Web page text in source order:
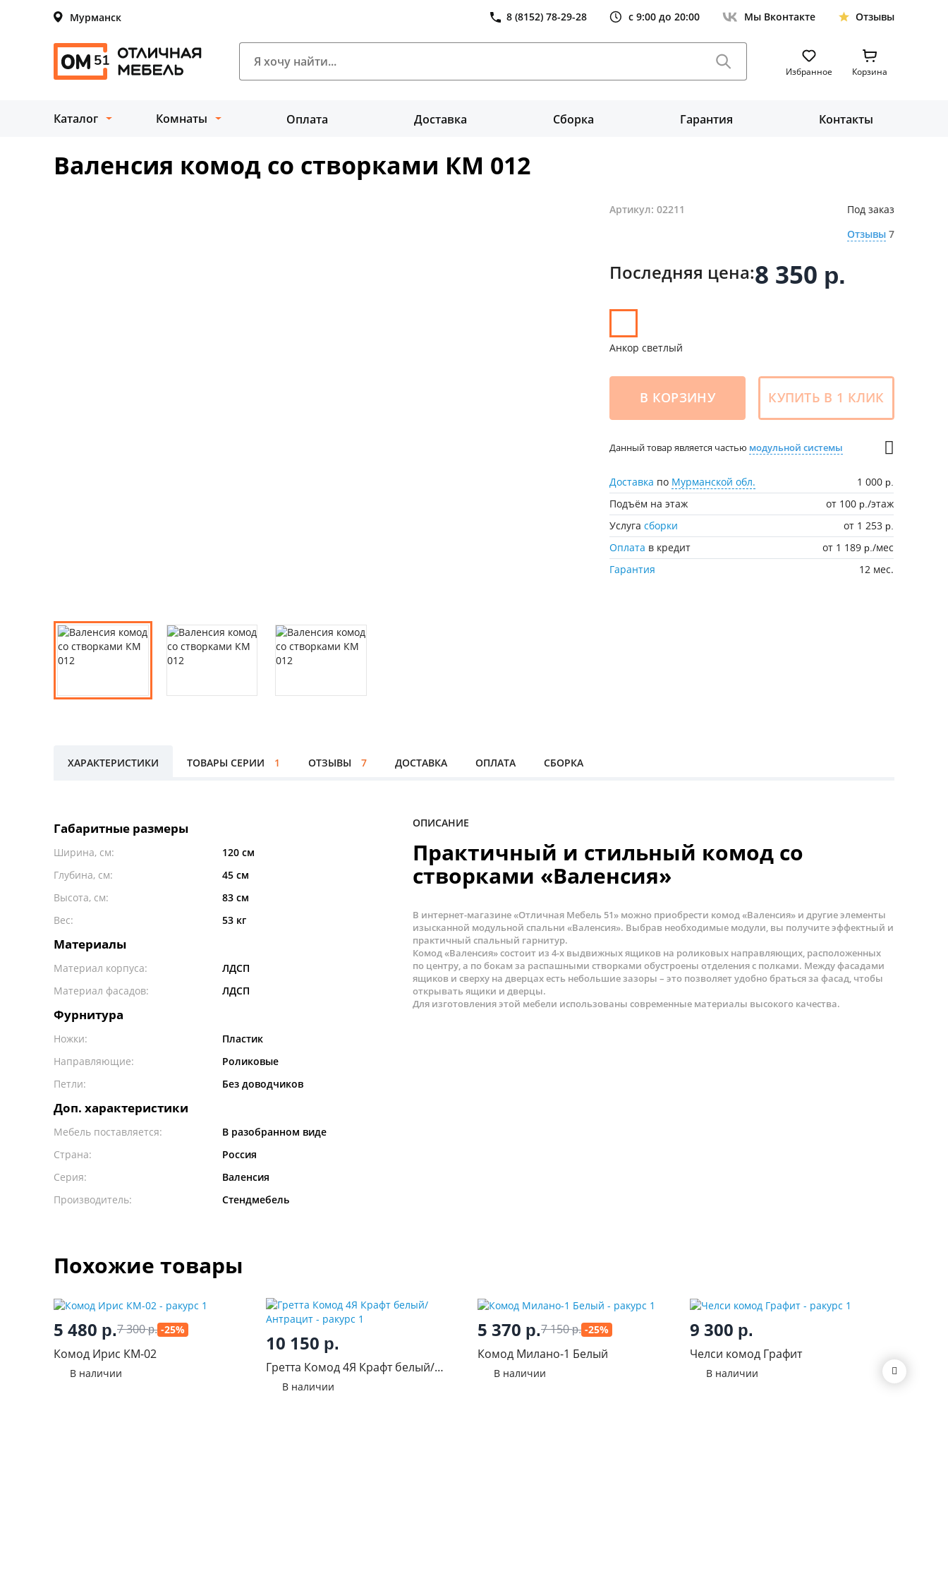
Мурманск 8 (8152) 78-29-28 с 9:00 до 20:00 Мы Вконтакте Отзывы
Избранное Корзина
Каталог Комнаты Оплата Доставка Сборка Гарантия Контакты
Валенсия комод со створками КМ 012
Артикул: 02211
Под заказ
Отзывы7
Последняя цена:8 350 р.
Анкор светлый
В КОРЗИНУ КУПИТЬ В 1 КЛИК
Данный товар является частью модульной системы
Доставка по Мурманской обл. 1 000 р.
Подъём на этаж от 100 р./этаж
Услугасборки от 1 253 р.
Оплата в кредит от 1 189 р./мес
Гарантия
12 мес.
ХАРАКТЕРИСТИКИ ТОВАРЫ СЕРИИ 1 ОТЗЫВЫ 7 ДОСТАВКА ОПЛАТА СБОРКА
Габаритные размеры
Ширина, см:
120 см
Глубина, см:
45 см
Высота, см:
83 см
Вес:
53 кг
Материалы
Материал корпуса:
ЛДСП
Материал фасадов:
ЛДСП
Фурнитура
Ножки:
Пластик
Направляющие:
Роликовые
Петли:
Без доводчиков
Доп. характеристики
Мебель поставляется:
В разобранном виде
Страна:
Россия
Серия:
Валенсия
Производитель:
Стендмебель
ОПИСАНИЕ
Практичный и стильный комод со
створками «Валенсия»
В интернет-магазине «Отличная Мебель 51» можно приобрести комод «Валенсия» и другие элементы
изысканной модульной спальни «Валенсия». Выбрав необходимые модули, вы получите эффектный и
практичный спальный гарнитур.
Комод «Валенсия» состоит из 4-х выдвижных ящиков на роликовых направляющих, расположенных
по центру, а по бокам за распашными створками обустроены отделения с полками. Между фасадами
ящиков и сверху на дверцах есть небольшие зазоры – это позволяет удобно браться за фасад, чтобы
открывать ящики и дверцы.
Для изготовления этой мебели использованы современные материалы высокого качества.
Похожие товары
5 480 р.7 300р. -25%
Комод Ирис КМ-02
В наличии
10 150 р.
Гретта Комод 4Я Крафт белый/
Антрацит
В наличии
5 370 р.7 150р. -25%
Комод Милано-1 Белый
В наличии
9 300 р.
Челси комод Графит
В наличии